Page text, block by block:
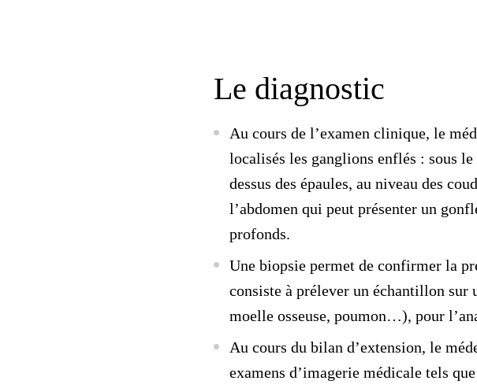
Le diagnostic
Au cours de l’examen clinique, le
localisés les ganglions enflés : sous
dessus des épaules, au niveau des
l’abdomen qui peut présenter un
profonds.
Une biopsiepermet de confirmer la
consiste à prélever un échantillon sur
moelle osseuse, poumon…), pour
Au cours du bilan d’extension, le
examens d’imagerie médicale tels que